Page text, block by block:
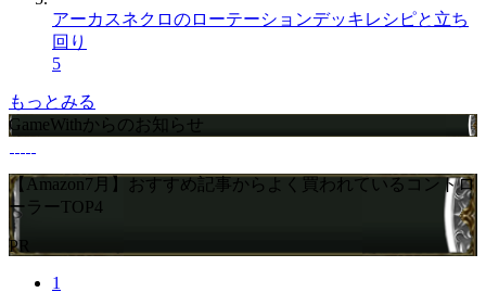
アーカスネクロのローテーションデッキレシピと立ち
回り
5
もっとみる
GameWithからのお知らせ
【Amazon7月】おすすめ記事からよく買われているコントロ
ーラーTOP4
PR
1